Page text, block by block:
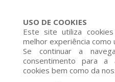
USO DE COOKIES
Este site utiliza
melhor experiência como
Se continuar a
consentimento para a
cookies bem como da